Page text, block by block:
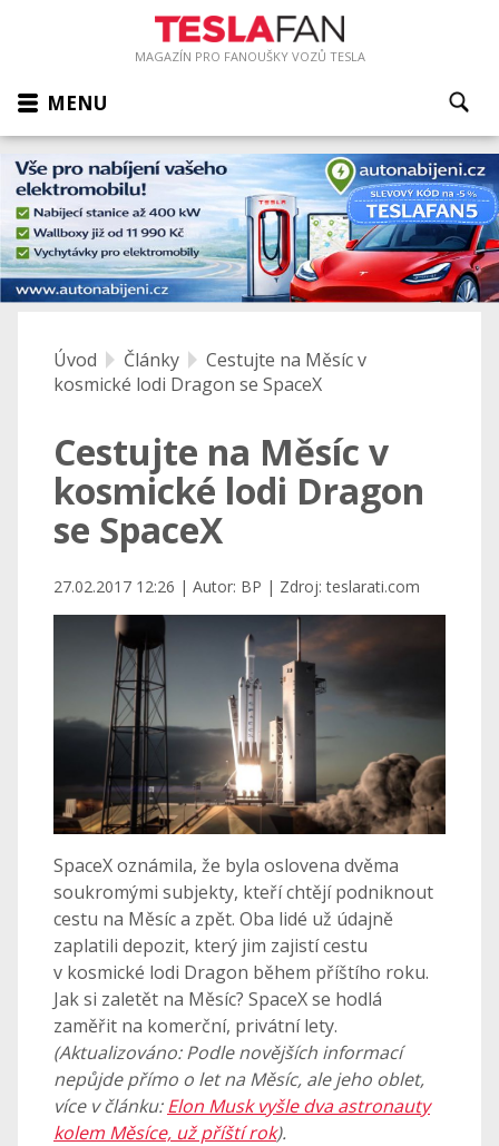
MAGAZÍN PRO FANOUŠKY VOZŮ TESLA
MENU
Úvod Články
Cestujte na Měsíc v
kosmické lodi Dragon se SpaceX
Cestujte na Měsíc v
kosmické lodi Dragon
se SpaceX
27.02.2017 12:26 | Autor: BP | Zdroj: teslarati.com
SpaceX oznámila, že byla oslovena dvěma
soukromými subjekty, kteří chtějí podniknout
cestu na Měsíc a zpět. Oba lidé už údajně
zaplatili depozit, který jim zajistí cestu
v kosmické lodi Dragon během příštího roku.
Jak si zaletět na Měsíc? SpaceX se hodlá
zaměřit na komerční, privátní lety.
(Aktualizováno: Podle novějších informací
nepůjde přímo o let na Měsíc, ale jeho oblet,
více v článku:Elon Musk vyšle dva astronauty
kolem Měsíce, už příští rok).